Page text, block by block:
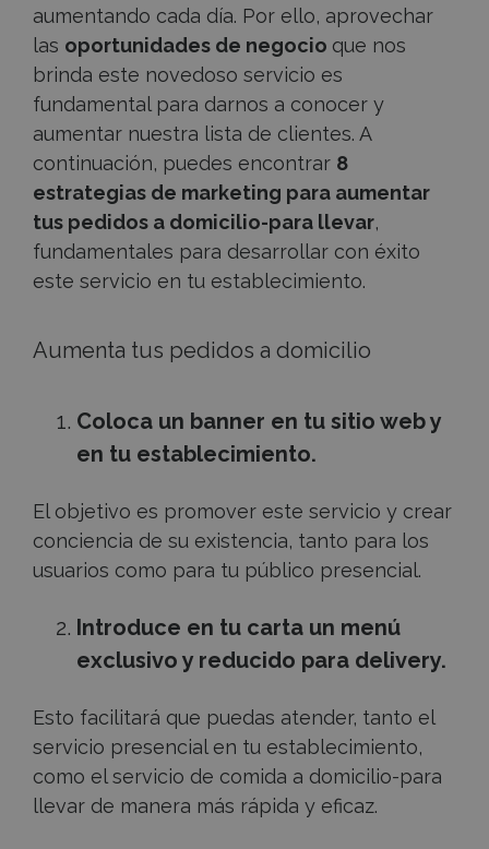
aumentando cada día. Por ello, aprovechar
las oportunidades de negocio que nos
brinda este novedoso servicio es
fundamental para darnos a conocer y
aumentar nuestra lista de clientes. A
continuación, puedes encontrar 8
estrategias de marketing para aumentar
tus pedidos a domicilio-para llevar,
fundamentales para desarrollar con éxito
este servicio en tu establecimiento.
Aumenta tus pedidos a domicilio
Coloca un banner en tu sitio web y
en tu establecimiento.
El objetivo es promover este servicio y crear
conciencia de su existencia, tanto para los
usuarios como para tu público presencial.
Introduce en tu carta un menú
exclusivo y reducido para delivery.
Esto facilitará que puedas atender, tanto el
servicio presencial en tu establecimiento,
como el servicio de comida a domicilio-para
llevar de manera más rápida y eficaz.